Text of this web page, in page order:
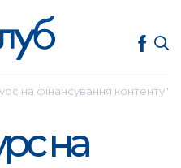
на фінансування контенту"
на